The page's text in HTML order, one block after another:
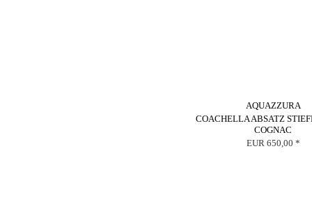
AQUAZZURA
COACHELLA ABSATZ
COGNAC
EUR 650,00 *